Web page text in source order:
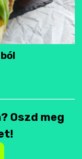
Oszd meg